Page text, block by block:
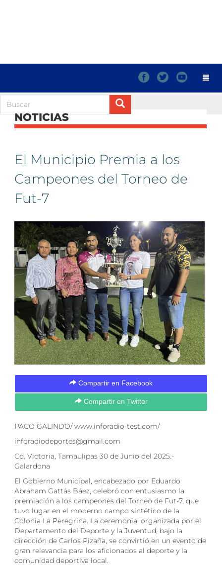
f t y
NOTICIAS
El Municipio Premia a los
Campeones del Torneo de
Fut-7
Compartir en Facebook
Compartir en Twitter
PACO GALINDO/ www.inforadio-test.com/
inforadiodeportes@gmail.com
Cd. Victoria, Tamaulipas 30 de Junio del 2025.-
Galardona
El Gobierno Municipal, encabezado por Eduardo
Abraham Gattás Báez, celebró con entusiasmo la
premiación a los campeones del Torneo de Fut-7, que
tuvo lugar en el moderno campo sintético de la
Colonia La Peregrina. La ceremonia, organizada por el
Departamento del Deporte y la Juventud, bajo la
dirección de Carlos Pizaña, se convirtió en un evento de
gran relevancia para los aficionados al deporte y la
comunidad deportiva local.